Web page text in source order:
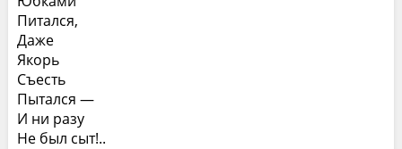
Питался,
Даже
Якорь
Съесть
Пытался —
И ни разу
Не был сыт!..